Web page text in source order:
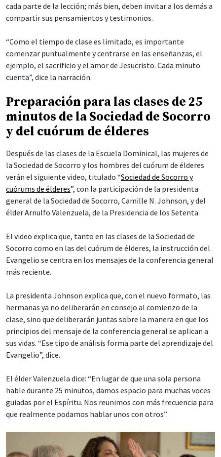
cada parte de la lección; más bien, deben invitar a los demás a
compartir sus pensamientos y testimonios.
“Como el tiempo de clase es limitado, es importante
comenzar puntualmente y centrarse en las enseñanzas, el
ejemplo, el sacrificio y el amor de Jesucristo. Cada minuto
cuenta”, dice la narración.
Preparación para las clases de 25
minutos de la Sociedad de Socorro
y del cuórum de élderes
Después de las clases de la Escuela Dominical, las mujeres de
la Sociedad de Socorro y los hombres del cuórum de élderes
verán el siguiente video, titulado “Sociedad de Socorro y
cuórums de élderes”, con la participación de la presidenta
general de la Sociedad de Socorro, Camille N. Johnson, y del
élder Arnulfo Valenzuela, de la Presidencia de los Setenta.
El video explica que, tanto en las clases de la Sociedad de
Socorro como en las del cuórum de élderes, la instrucción del
Evangelio se centra en los mensajes de la conferencia general
más reciente.
La presidenta Johnson explica que, con el nuevo formato, las
hermanas ya no deliberarán en consejo al comienzo de la
clase, sino que deliberarán juntas sobre la manera en que los
principios del mensaje de la conferencia general se aplican a
sus vidas. “Ese tipo de análisis forma parte del aprendizaje del
Evangelio”, dice.
El élder Valenzuela dice: “En lugar de que una sola persona
hable durante 25 minutos, damos espacio para muchas voces
guiadas por el Espíritu. Nos reunimos con más frecuencia para
que realmente podamos hablar unos con otros”.